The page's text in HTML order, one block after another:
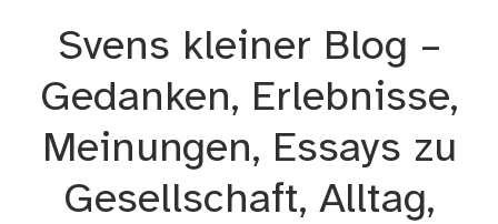
Svens kleiner Blog –
Gedanken, Erlebnisse,
Meinungen, Essays zu
Gesellschaft, Alltag,